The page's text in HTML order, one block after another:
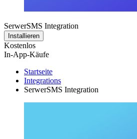
SerwerSMS Integration
Installieren
Kostenlos
In-App-Käufe
Startseite
Integrations
SerwerSMS Integration